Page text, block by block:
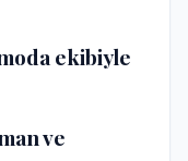
ekibiyle
ve